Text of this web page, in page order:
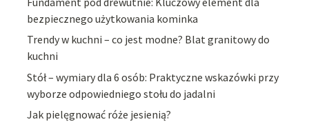
bezpiecznego użytkowania kominka
Trendy w kuchni – co jest modne? Blat granitowy do
kuchni
Stół – wymiary dla 6 osób: Praktyczne wskazówki przy
wyborze odpowiedniego stołu do jadalni
Jak pielęgnować róże jesienią?